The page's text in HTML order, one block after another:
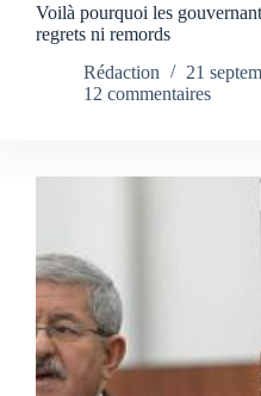
Voilà pourquoi les
regrets ni remords
Rédaction
21
12 commentaires